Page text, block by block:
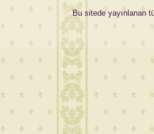
Bu sitede yayınlanan